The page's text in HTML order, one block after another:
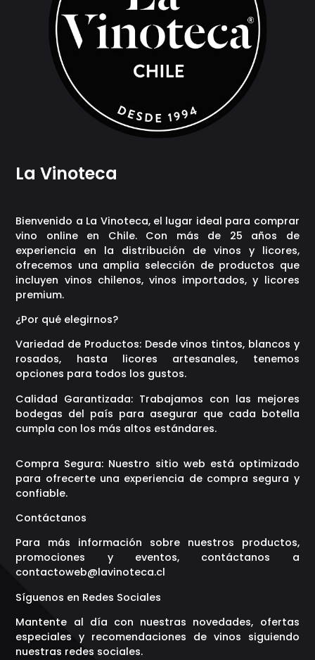
La Vinoteca
Bienvenido a La Vinoteca, el lugar ideal para comprar
vino online en Chile. Con más de 25 años de
experiencia en la distribución de vinos y licores,
ofrecemos una amplia selección de productos que
incluyen vinos chilenos, vinos importados, y licores
premium.
¿Por qué elegirnos?
Variedad de Productos: Desde vinos tintos, blancos y
rosados, hasta licores artesanales, tenemos
opciones para todos los gustos.
Calidad Garantizada: Trabajamos con las mejores
bodegas del país para asegurar que cada botella
cumpla con los más altos estándares.
Compra Segura: Nuestro sitio web está optimizado
para ofrecerte una experiencia de compra segura y
confiable.
Contáctanos
Para más información sobre nuestros productos,
promociones y eventos, contáctanos a
contactoweb@lavinoteca.cl
Síguenos en Redes Sociales
Mantente al día con nuestras novedades, ofertas
especiales y recomendaciones de vinos siguiendo
nuestras redes sociales.